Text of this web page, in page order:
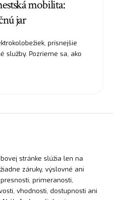
mobilita:
jar
prísnejšie
služby. Pozrieme sa, ako
stránke slúžia len na
záruky, výslovné ani
primeranosti,
vhodnosti, dostupnosti ani